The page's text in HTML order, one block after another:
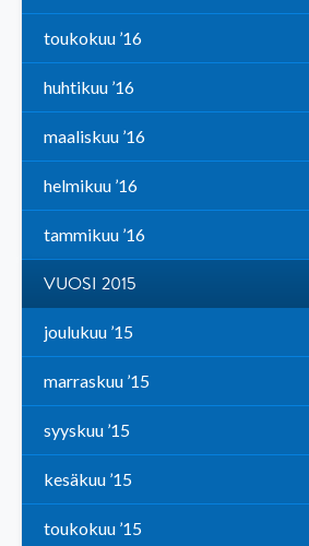
toukokuu ’16
huhtikuu ’16
maaliskuu ’16
helmikuu ’16
tammikuu ’16
VUOSI 2015
joulukuu ’15
marraskuu ’15
syyskuu ’15
kesäkuu ’15
toukokuu ’15